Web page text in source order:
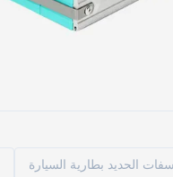
الحديد بطارية السيارة